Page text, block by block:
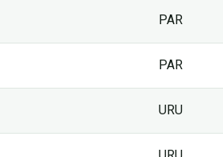
PAR
PAR
URU